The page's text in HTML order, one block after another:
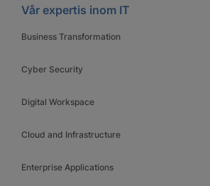
Vår expertis inom IT
Business Transformation
Cyber Security
Digital Workspace
Cloud and Infrastructure
Enterprise Applications